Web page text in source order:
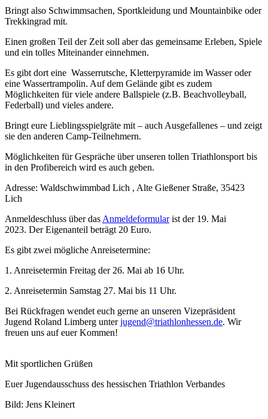
Bringt also Schwimmsachen, Sportkleidung und Mountainbike oder
Trekkingrad mit.
Einen großen Teil der Zeit soll aber das gemeinsame Erleben, Spiele
und ein tolles Miteinander einnehmen.
Es gibt dort eine Wasserrutsche, Kletterpyramide im Wasser oder
eine Wassertrampolin. Auf dem Gelände gibt es zudem
Möglichkeiten für viele andere Ballspiele (z.B. Beachvolleyball,
Federball) und vieles andere.
Bringt eure Lieblingsspielgräte mit – auch Ausgefallenes – und zeigt
sie den anderen Camp-Teilnehmern.
Möglichkeiten für Gespräche über unseren tollen Triathlonsport bis
in den Profibereich wird es auch geben.
Adresse: Waldschwimmbad Lich , Alte Gießener Straße, 35423
Lich
Anmeldeschluss über dasAnmeldeformularist der 19. Mai
2023. Der Eigenanteil beträgt 20 Euro.
Es gibt zwei mögliche Anreisetermine:
1. Anreisetermin Freitag der 26. Mai ab 16 Uhr.
2. Anreisetermin Samstag 27. Mai bis 11 Uhr.
Bei Rückfragen wendet euch gerne an unseren Vizepräsident
Jugend Roland Limberg unterjugend@triathlonhessen.de. Wir
freuen uns auf euer Kommen!
Mit sportlichen Grüßen
Euer Jugendausschuss des hessischen Triathlon Verbandes
Bild: Jens Kleinert